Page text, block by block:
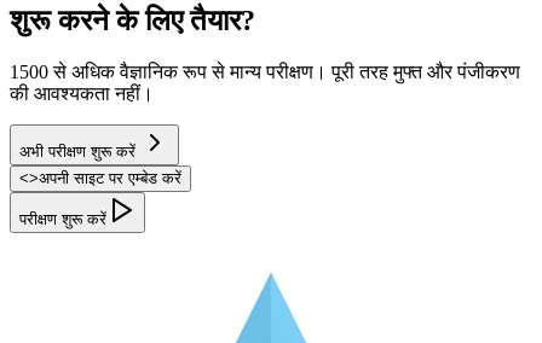
शुरू करने के लिए तैयार?
1500 से अधिक वैज्ञानिक रूप से मान्य परीक्षण। पूरी तरह मुफ्त और पंजीकरण
की आवश्यकता नहीं।
अभी परीक्षण शुरू करें
<>अपनी साइट पर एम्बेड करें
परीक्षण शुरू करें